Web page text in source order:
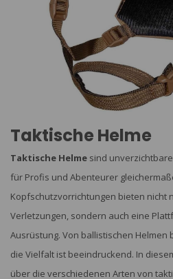
Taktische Helme
Taktische Helme sind
für Profis und Abenteurer
Kopfschutzvorrichtungen bieten nicht
Verletzungen, sondern auch eine
Ausrüstung. Von ballistischen Helmen
die Vielfalt ist beeindruckend. In
über die verschiedenen Arten von